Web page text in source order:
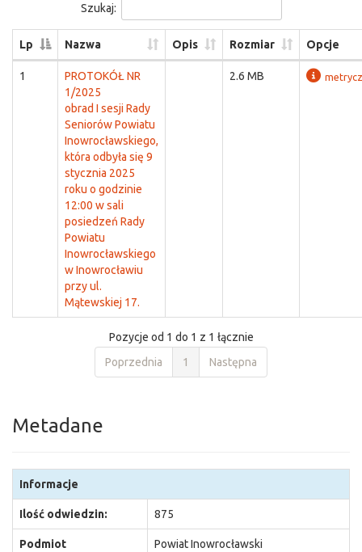
Szukaj:
Lp Nazwa Opis Rozmiar Opcje
1
PROTOKÓŁ NR
1/2025
obrad I sesji Rady
Seniorów Powiatu
Inowrocławskiego,
która odbyła się 9
stycznia 2025
roku o godzinie
12:00 w sali
posiedzeń Rady
Powiatu
Inowrocławskiego
w Inowrocławiu
przy ul.
Mątewskiej 17.
2.6 MB
Pozycje od 1 do 1 z 1 łącznie
Poprzednia
1 Następna
Metadane
Informacje
Ilość odwiedzin: 875
Podmiot
Powiat Inowrocławski